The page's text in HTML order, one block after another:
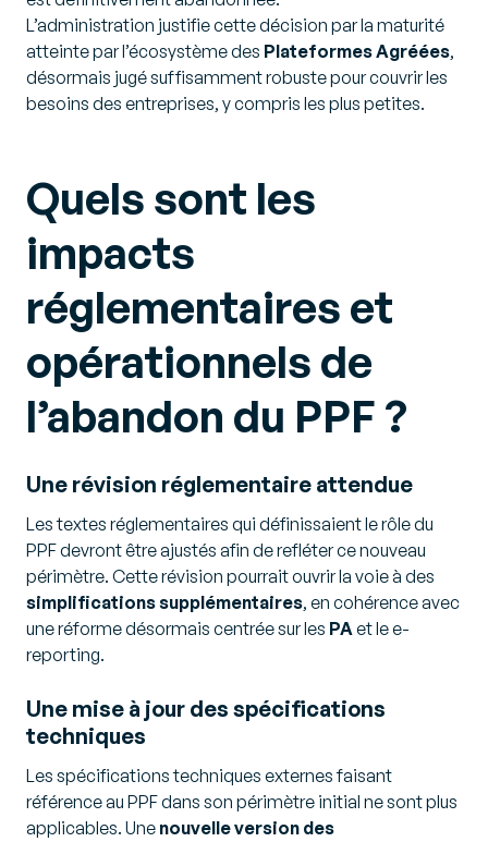
L’administration justifie cette décision par la maturité
atteinte par l’écosystème des Plateformes Agréées,
désormais jugé suffisamment robuste pour couvrir les
besoins des entreprises, y compris les plus petites.
Quels sont les
impacts
réglementaires et
opérationnels de
l’abandon du PPF ?
Une révision réglementaire attendue
Les textes réglementaires qui définissaient le rôle du
PPF devront être ajustés afin de refléter ce nouveau
périmètre. Cette révision pourrait ouvrir la voie à des
simplifications supplémentaires, en cohérence avec
une réforme désormais centrée sur les PAet le e-
reporting.
Une mise à jour des spécifications
techniques
Les spécifications techniques externes faisant
référence au PPF dans son périmètre initial ne sont plus
applicables. Une nouvelle version des